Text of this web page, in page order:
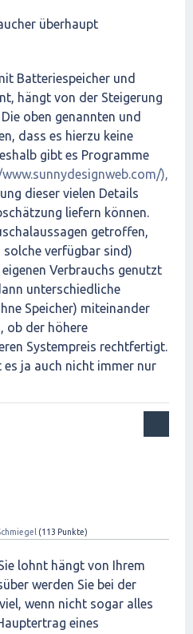
überhaupt
Batteriespeicher und
hängt von der Steigerung
oben genannten und
dass es hierzu keine
gibt es Programme
),
dieser vielen Details
liefern können.
getroffen,
verfügbar sind)
Verbrauchs genutzt
unterschiedliche
Speicher) miteinander
ob der höhere
Systempreis rechtfertigt.
ja auch nicht immer nur
(113 Punkte)
lohnt hängt von Ihrem
werden Sie bei der
wenn nicht sogar alles
eines